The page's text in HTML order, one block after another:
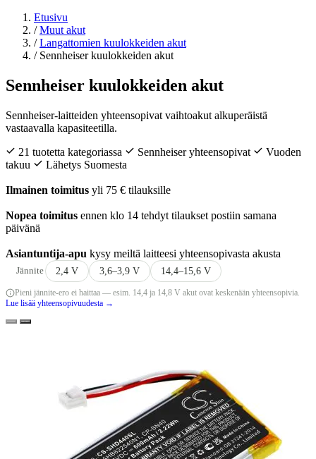
Etusivu
/ Muut akut
/ Langattomien kuulokkeiden akut
/ Sennheiser kuulokkeiden akut
Sennheiser kuulokkeiden akut
Sennheiser-laitteiden yhteensopivat vaihtoakut alkuperäistä
vastaavalla kapasiteetilla.
21 tuotetta kategoriassa
Sennheiser yhteensopivat
Vuoden
takuu
Lähetys Suomesta
Ilmainen toimitus yli 75 € tilauksille
Nopea toimitus ennen klo 14 tehdyt tilaukset postiin samana
päivänä
Asiantuntija-apu kysy meiltä laitteesi yhteensopivasta akusta
Jännite 2,4 V 3,6–3,9 V 14,4–15,6 V
Pieni jännite-ero ei haittaa — esim. 14,4 ja 14,8 V akut ovat keskenään yhteensopivia.
Lue lisää yhteensopivuudesta →